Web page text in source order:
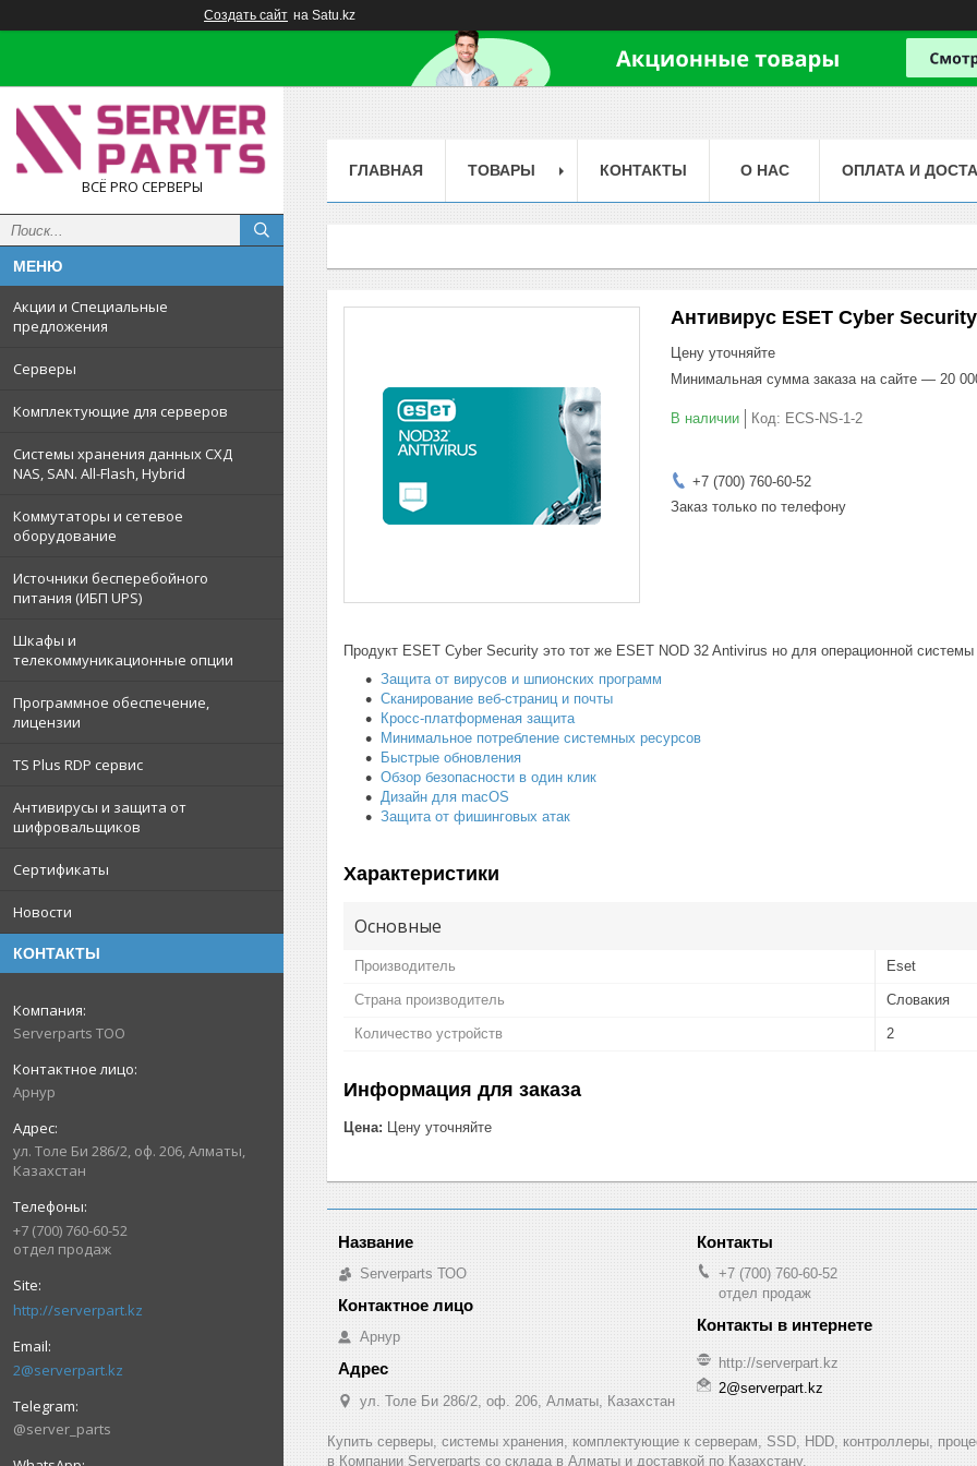
Создать сайт на Satu.kz
ВСЁ PRO СЕРВЕРЫ
Акции и Специальные
предложения
Серверы
Комплектующие для серверов
Системы хранения данных СХД
NAS, SAN. All-Flash, Hybrid
Коммутаторы и сетевое
оборудование
Источники бесперебойного
питания (ИБП UPS)
Шкафы и
телекоммуникационные опции
Программное обеспечение,
лицензии
TS Plus RDP сервис
Антивирусы и защита от
шифровальщиков
Сертификаты
Новости
КОНТАКТЫ
Serverparts ТОО
Арнур
ул. Толе Би 286/2, оф. 206, Алматы,
Казахстан
+7 (700) 760-60-52
отдел продаж
http://serverpart.kz
2@serverpart.kz
@server_parts
ГЛАВНАЯ ТОВАРЫ КОНТАКТЫ О НАС ОПЛАТА И
Антивирус ESET Cyber
Цену уточняйте
Минимальная сумма заказа на сайте — 20
В наличии Код: ECS-NS-1-2
+7 (700) 760-60-52
Заказ только по телефону
Продукт ESET Cyber Security это тот же ESET NOD 32 Antivirus но для операционной
Защита от вирусов и шпионских программ
Сканирование веб-страниц и почты
Кросс-платформеная защита
Минимальное потребление системных ресурсов
Быстрые обновления
Обзор безопасности в один клик
Дизайн для macOS
Защита от фишинговых атак
Характеристики
Основные
Производитель Eset
Страна производитель Словакия
Количество устройств 2
Информация для заказа
Цена: Цену уточняйте
Serverparts ТОО
Арнур
ул. Толе Би 286/2, оф. 206, Алматы, Казахстан
+7 (700) 760-60-52
отдел продаж
http://serverpart.kz
2@serverpart.kz
Купить серверы, системы хранения, комплектующие к серверам, SSD, HDD, контроллеры,
в Компании Serverparts со склада в Алматы и доставкой по Казахстану.